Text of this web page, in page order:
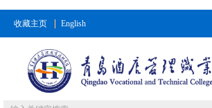
收藏主页 English